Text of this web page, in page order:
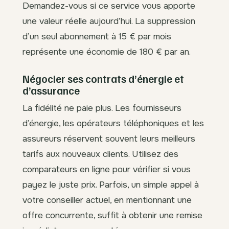
Demandez-vous si ce service vous apporte
une valeur réelle aujourd’hui. La suppression
d’un seul abonnement à 15 € par mois
représente une économie de 180 € par an.
Négocier ses contrats d’énergie et
d’assurance
La fidélité ne paie plus. Les fournisseurs
d’énergie, les opérateurs téléphoniques et les
assureurs réservent souvent leurs meilleurs
tarifs aux nouveaux clients. Utilisez des
comparateurs en ligne pour vérifier si vous
payez le juste prix. Parfois, un simple appel à
votre conseiller actuel, en mentionnant une
offre concurrente, suffit à obtenir une remise